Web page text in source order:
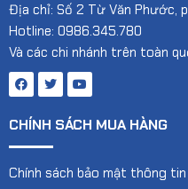
Địa chỉ: Số 2 Từ Văn Phước,
Hotline: 0986.345.780
Và các chi nhánh trên toàn
CHÍNH SÁCH MUA HÀNG
Chính sách bảo mật thông tin